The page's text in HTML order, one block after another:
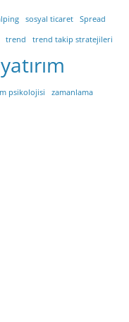
sosyal ticaret Spread
trend trend takip stratejileri
yatırım
psikolojisi
zamanlama